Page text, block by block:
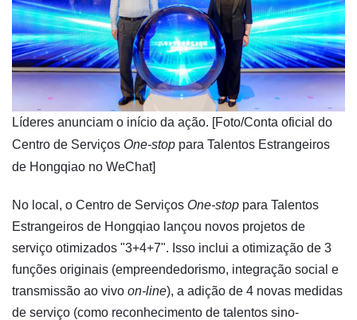
Líderes anunciam o início da ação. [Foto/Conta oficial do
Centro de Serviços One-stop para Talentos Estrangeiros
de Hongqiao no WeChat]
No local, o Centro de Serviços One-stop para Talentos
Estrangeiros de Hongqiao lançou novos projetos de
serviço otimizados "3+4+7". Isso inclui a otimização de 3
funções originais (empreendedorismo, integração social e
transmissão ao vivo on-line), a adição de 4 novas medidas
de serviço (como reconhecimento de talentos sino-